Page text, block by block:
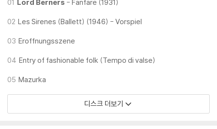
01 Lord Berners - Fanfare (1931)
02 Les Sirenes (Ballett) (1946) - Vorspiel
03 Eroffnungsszene
04 Entry of fashionable folk (Tempo di valse)
05 Mazurka
디스크 더보기